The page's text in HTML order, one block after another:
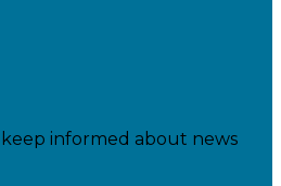
informed about news